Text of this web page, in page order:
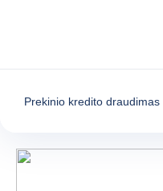
Prekinio kredito draudimas